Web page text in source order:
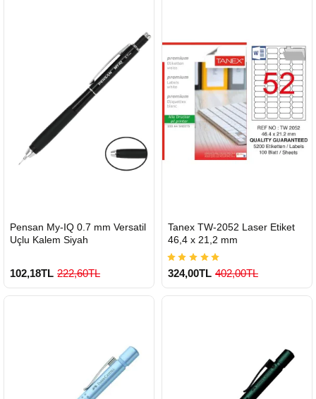
GÖNDERİ
Pensan My-IQ 0.7 mm Versatil
Uçlu Kalem Siyah
102,18TL 222,60TL
GÖNDERİ
Tanex TW-2052 Laser Etiket
46,4 x 21,2 mm
324,00TL 402,00TL